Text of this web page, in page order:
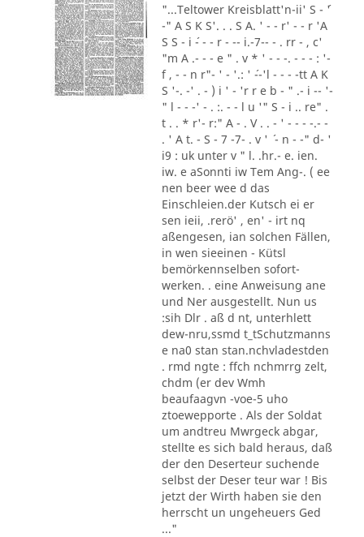
"...Teltower Kreisblatt'n-ii' S - ´'
-" A S K S'. . . S A. ' - - r' - - r 'A
S S - i ´- - - r - -- i.-7-- - . rr - , c'
"m A .- - - e " . v * ' - - -. - - - : '-
f , - - n r"- ' - '.: ' ´--'l - - - -tt A K
S '-. -' . - ) i ' - 'r r e b - " .- i -- '-
" l - - -' - . :. - - l u '" S - i .. re" .
t . . * r'- r:" A - . V . . - ' - - - -.- -
. ' A t. - S - 7 -7- . v ' ´ - n - -" d- '
i9 : uk unter v " l. .hr.- e. ien.
iw. e aSonnti iw Tem Ang-. ( ee
nen beer wee d das
Einschleien.der Kutsch ei er
sen ieii, .rerö' , en' - irt nq
aßengesen, ian solchen Fällen,
in wen sieeinen - Kütsl
bemörkennselben sofort-
werken. . eine Anweisung ane
und Ner ausgestellt. Nun us
:sih Dlr . aß d nt, unterhlett
dew-nru,ssmd t_tSchutzmanns
e na0 stan stan.nchvladestden
. rmd ngte : ffch nchmrrg zelt,
chdm (er dev Wmh
beaufaagvn -voe-5 uho
ztoewepporte . Als der Soldat
um andtreu Mwrgeck abgar,
stellte es sich bald heraus, daß
der den Deserteur suchende
selbst der Deser teur war ! Bis
jetzt der Wirth haben sie den
herrscht un ungeheuers Ged
..."